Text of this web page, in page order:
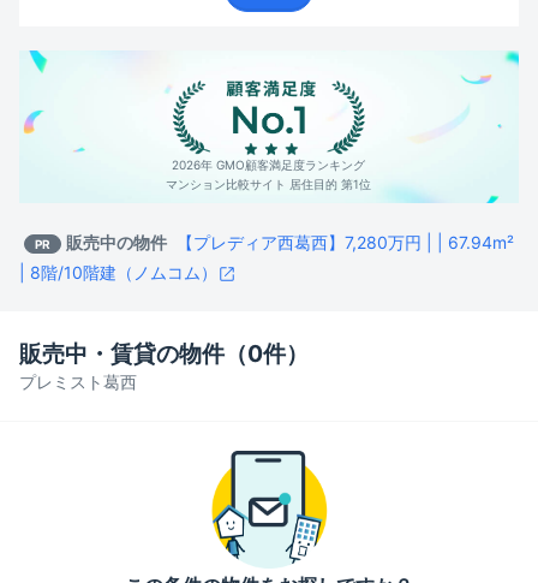
2026年 GMO顧客満足度ランキング
マンション比較サイト 居住目的 第1位
PR 販売中の物件
【プレディア西葛西】7,280万円 | | 67.94m²
| 8階/10階建（ノムコム）
プレミスト葛西
販売中・賃貸の物件（0件）